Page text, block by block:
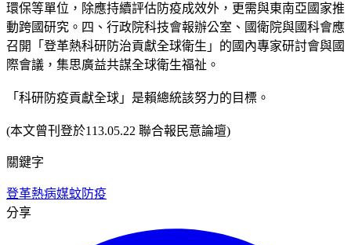
環保等單位，除應持續評估防疫成效外，更需與東南亞國家推
動跨國研究。四、行政院科技會報辦公室、國衛院與國科會應
召開「登革熱科研防治貢獻全球衛生」的國內專家研討會與國
際會議，集思廣益共謀全球衛生福祉。
「科研防疫貢獻全球」是賴總統該努力的目標。
(本文曾刊登於113.05.22 聯合報民意論壇)
關鍵字
登革熱病媒蚊防疫
分享